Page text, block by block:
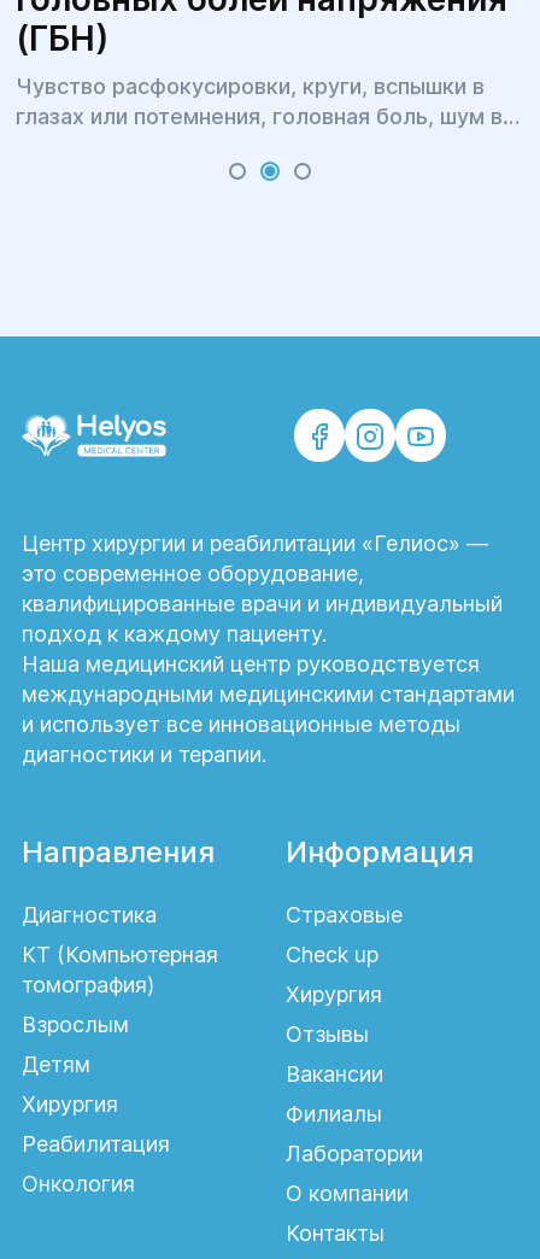
(ГБН)
Чувство расфокусировки, круги, вспышки в
глазах или потемнения, головная боль, шум в
тугоподвижность и боль в шее и затылке,
Центр хирургии и реабилитации «Гелиос» —
это современное оборудование,
квалифицированные врачи и индивидуальный
подход к каждому пациенту.
Наша медицинский центр руководствуется
международными медицинскими стандартами
и использует все инновационные методы
диагностики и терапии.
Направления
Диагностика
КТ (Компьютерная
томография)
Взрослым
Детям
Хирургия
Реабилитация
Онкология
Информация
Страховые
Check up
Хирургия
Отзывы
Вакансии
Филиалы
Лаборатории
О компании
Контакты